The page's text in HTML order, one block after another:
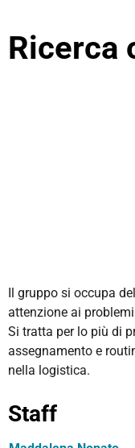
Ricerca
Il gruppo si occupa
attenzione ai
Si tratta per lo più di
assegnamento e
nella logistica.
Staff